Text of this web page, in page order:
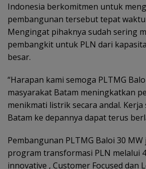
Indonesia berkomitmen untuk
pembangunan tersebut tepat
Mengingat pihaknya sudah sering
pembangkit untuk PLN dari
besar.
“Harapan kami semoga PLTMG
masyarakat Batam meningkatkan
menikmati listrik secara andal. Kerja
Batam ke depannya dapat terus
Pembangunan PLTMG Baloi 30
program transformasi PLN melalui
innovative , Customer Focused dan